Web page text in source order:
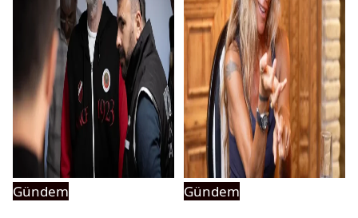
Gündem
Gündem